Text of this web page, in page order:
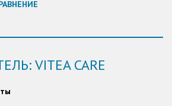
VITEA CARE